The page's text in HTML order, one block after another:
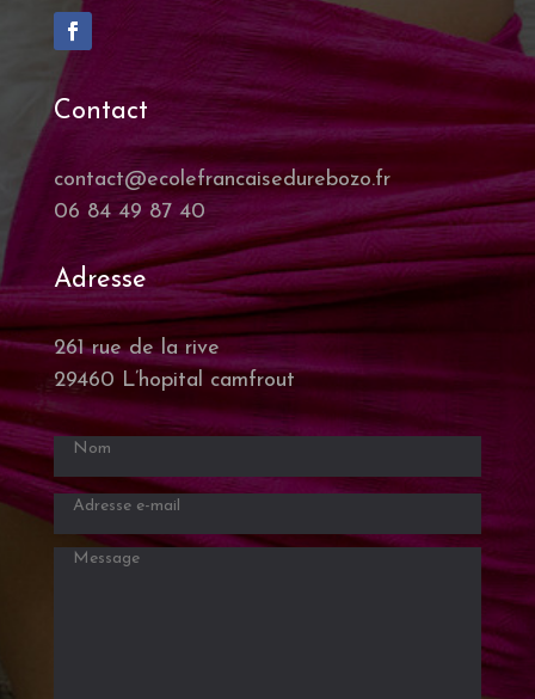
Contact
contact@ecolefrancaisedurebozo.fr
06 84 49 87 40
Adresse
261 rue de la rive
29460 L’hopital camfrout